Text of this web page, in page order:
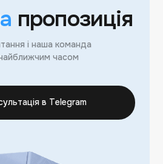
пропозиція
і наша команда
часом
в Telegram